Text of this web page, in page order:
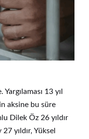
13 yıl
aksine bu süre
Dilek Öz 26 yıldır
yıldır, Yüksel